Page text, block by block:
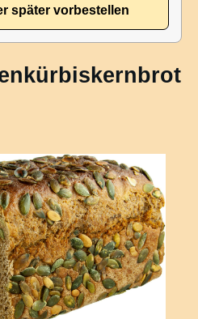
später vorbestellen